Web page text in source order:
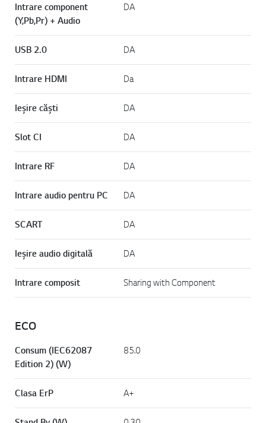
Intrare component
(Y,Pb,Pr) + Audio
DA
USB 2.0 DA
Intrare HDMI Da
Ieşire căşti DA
Slot CI DA
Intrare RF DA
Intrare audio pentru PC DA
SCART DA
Ieşire audio digitală DA
Intrare composit Sharing with Component
ECO
Consum (IEC62087
Edition 2) (W)
85.0
Clasa ErP A+